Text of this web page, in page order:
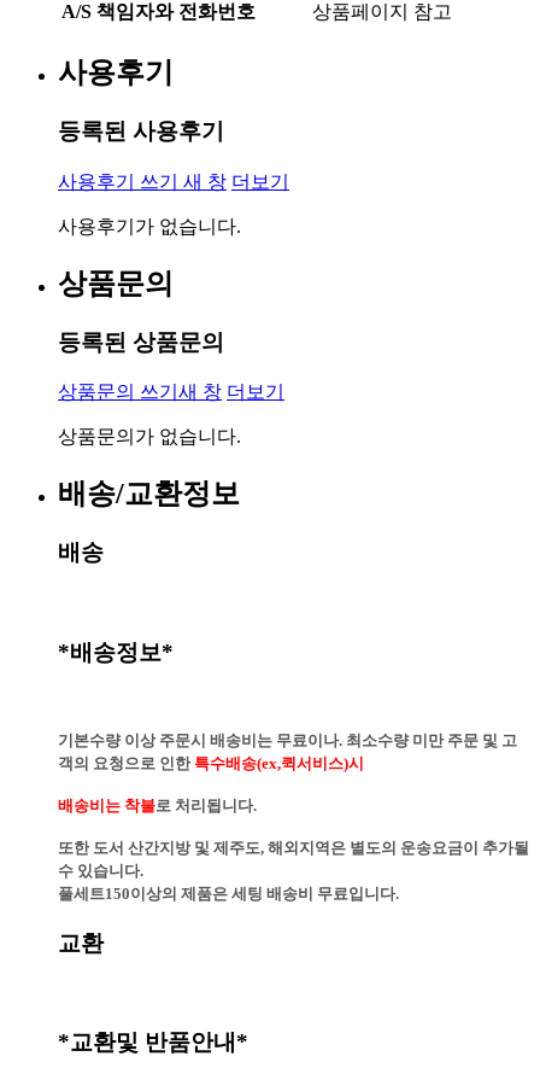
A/S 책임자와 전화번호
상품페이지 참고
사용후기
등록된 사용후기
사용후기 쓰기 새 창 더보기
사용후기가 없습니다.
상품문의
등록된 상품문의
상품문의 쓰기 새 창 더보기
상품문의가 없습니다.
배송/교환정보
배송
*배송정보*
기본수량 이상 주문시 배송비는 무료이나. 최소수량 미만 주문 및 고
객의 요청으로 인한특수배송(ex,퀵서비스)시
배송비는 착불로 처리됩니다.
또한 도서 산간지방 및 제주도, 해외지역은 별도의 운송요금이 추가될
수 있습니다.
풀세트150이상의 제품은 세팅 배송비 무료입니다.
교환
*교환및 반품안내*